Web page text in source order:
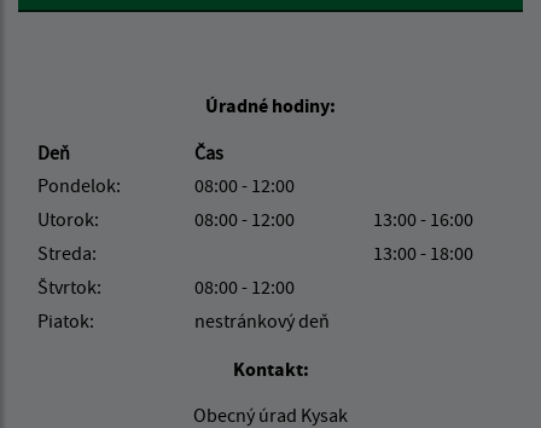
Úradné hodiny:
Deň
Čas
Pondelok:
08:00 - 12:00
Utorok:
08:00 - 12:00
13:00 - 16:00
Streda:
13:00 - 18:00
Štvrtok:
08:00 - 12:00
Piatok:
nestránkový deň
Kontakt:
Obecný úrad Kysak